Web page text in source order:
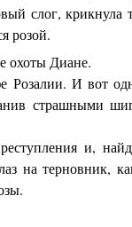
слог,
розой.
охоты Диане.
Розалии. И вот
страшными
и,
на терновник,